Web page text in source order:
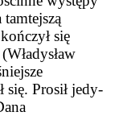
się
się. Prosił jedy­